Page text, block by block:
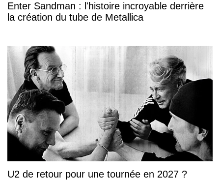
Enter Sandman : l'histoire incroyable derrière
la création du tube de Metallica
U2 de retour pour une tournée en 2027 ?